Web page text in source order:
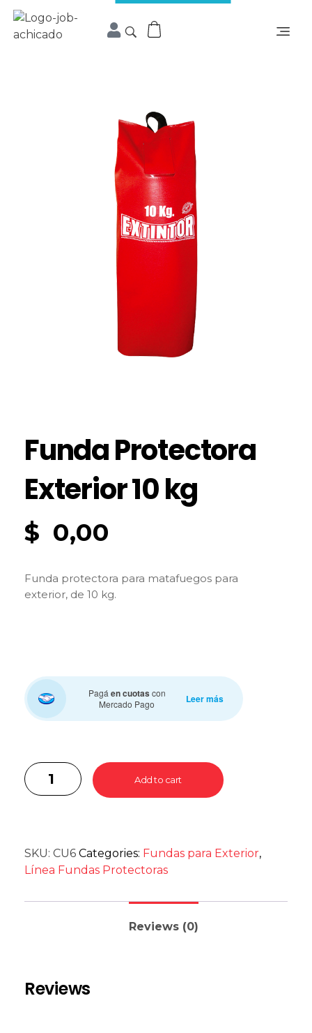
Funda Protectora
Exterior 10 kg
$ 0,00
Funda protectora para matafuegos para
exterior, de 10 kg.
Pagáen cuotas con
Mercado Pago
Leer más
Add to cart
SKU: CU6 Categories: Fundas para Exterior,
Línea Fundas Protectoras
Reviews (0)
Reviews